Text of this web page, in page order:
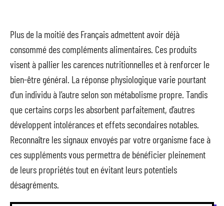
Plus de la moitié des Français admettent avoir déjà
consommé des compléments alimentaires. Ces produits
visent à pallier les carences nutritionnelles et à renforcer le
bien-être général. La réponse physiologique varie pourtant
d’un individu à l’autre selon son métabolisme propre. Tandis
que certains corps les absorbent parfaitement, d’autres
développent intolérances et effets secondaires notables.
Reconnaître les signaux envoyés par votre organisme face à
ces suppléments vous permettra de bénéficier pleinement
de leurs propriétés tout en évitant leurs potentiels
désagréments.